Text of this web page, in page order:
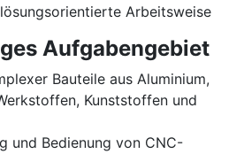
Arbeitsweise
Aufgabengebiet
Bauteile aus Aluminium,
Kunststoffen und
und Bedienung von CNC-